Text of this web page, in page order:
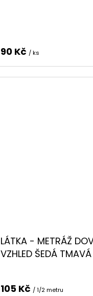
90 Kč / ks
LÁTKA - METRÁŽ
VZHLED ŠEDÁ TMAVÁ
105 Kč / 1/2 metru